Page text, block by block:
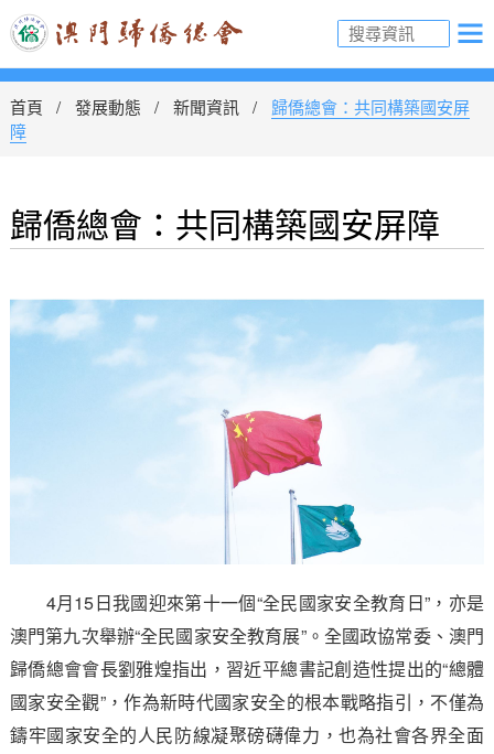
首頁 發展動態 新聞資訊
歸僑總會：共同構築國安屏
障
歸僑總會：共同構築國安屏障
4月15日我國迎來第十一個“全民國家安全教育日”，亦是
澳門第九次舉辦“全民國家安全教育展”。全國政協常委、澳門
歸僑總會會長劉雅煌指出，習近平總書記創造性提出的“總體
國家安全觀”，作為新時代國家安全的根本戰略指引，不僅為
鑄牢國家安全的人民防線凝聚磅礴偉力，也為社會各界全面